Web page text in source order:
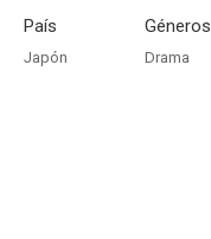
País
Japón
Géneros
Drama